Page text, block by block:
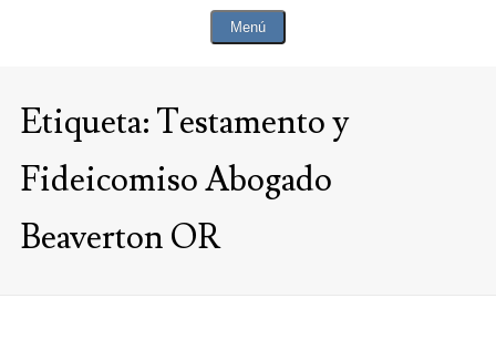
Menú
Etiqueta: Testamento y
Fideicomiso Abogado
Beaverton OR